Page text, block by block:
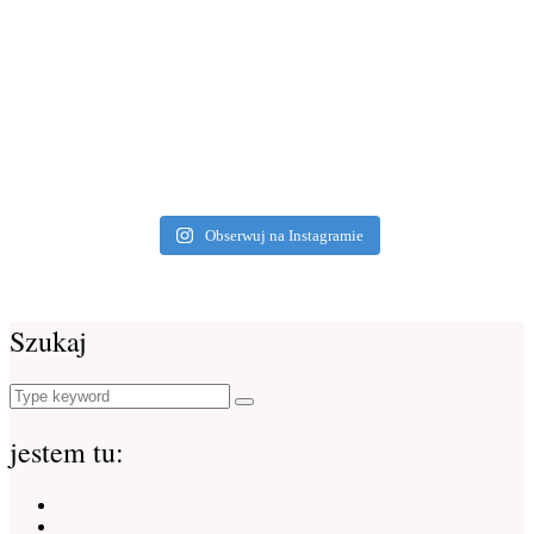
Obserwuj na Instagramie
Szukaj
Search
for:
Search
jestem tu: